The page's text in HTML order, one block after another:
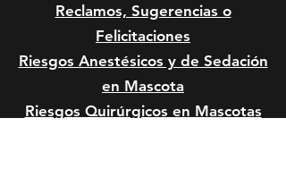
Reclamos, Sugerencias o
Felicitaciones
Riesgos Anestésicos y de Sedación
en Mascota
Riesgos Quirúrgicos en Mascotas